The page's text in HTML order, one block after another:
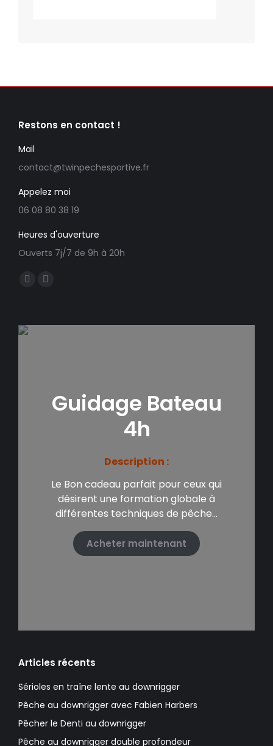
Restons en contact !
Mail
contact@twinpechesportive.fr
Appelez moi
06 08 80 38 19
Heures d'ouverture
Ouverts 7j/7 de 9h à 20h
Trouvez nous sur :
Facebook
in
E-
Guidage Bateau
4h
Description :
Le Bon cadeau parfait pour ceux qui
désirent une formation globale à
différentes techniques de pêche…
Acheter maintenant
Articles récents
Sérioles en traîne lente au downrigger
Pêche au downrigger avec Fabien Harbers
Pêcher le Denti au downrigger
Pêche au downrigger double profondeur